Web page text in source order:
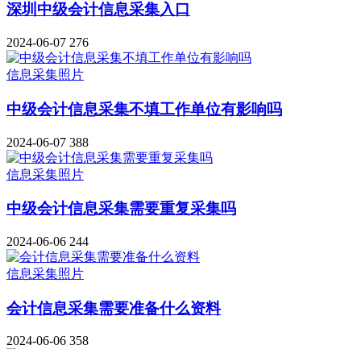
深圳中级会计信息采集入口
2024-06-07 276
信息采集照片
中级会计信息采集不填工作单位有影响吗
2024-06-07 388
信息采集照片
中级会计信息采集需要重复采集吗
2024-06-06 244
信息采集照片
会计信息采集需要准备什么资料
2024-06-06 358